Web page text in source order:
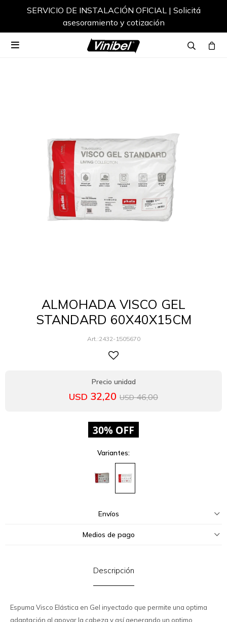
SERVICIO DE INSTALACIÓN OFICIAL | Solicitá
asesoramiento y cotización

ALMOHADA VISCO GEL
STANDARD 60X40X15CM
2432-1505670
USD 32,20 USD 46,00
Variantes:
Envíos
Medios de pago
Descripción
Espuma Visco Elástica en Gel inyectado que permite una optima
adaptación al apoyar la cabeza y así generando un optimo